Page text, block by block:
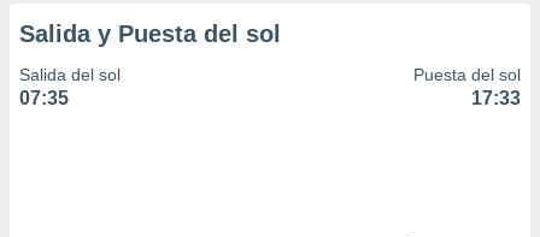
Salida y Puesta del sol
Salida del sol
07:35
Puesta del sol
17:33